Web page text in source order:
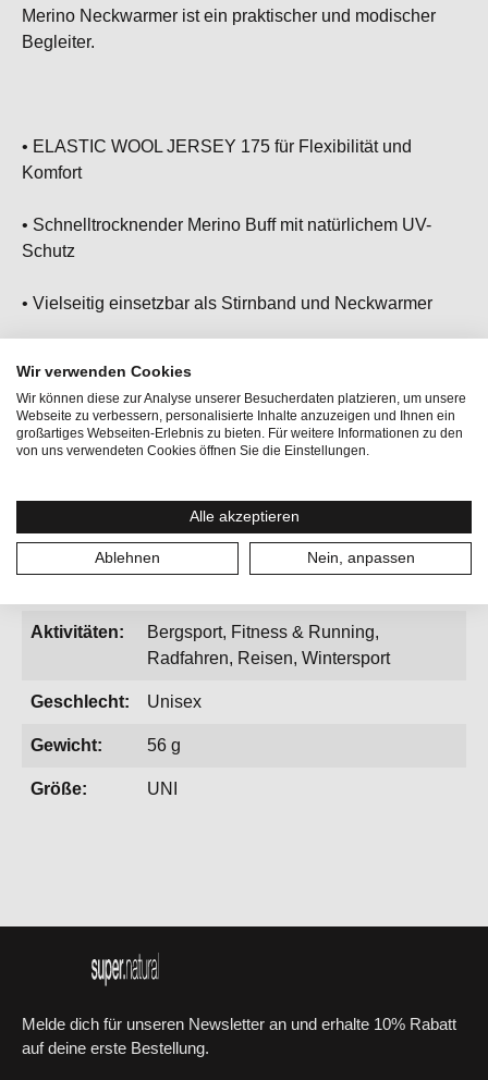
Merino Neckwarmer ist ein praktischer und modischer
Begleiter.
• ELASTIC WOOL JERSEY 175 für Flexibilität und
Komfort
• Schnelltrocknender Merino Buff mit natürlichem UV-
Schutz
• Vielseitig einsetzbar als Stirnband und Neckwarmer
warm
• Dein neues Lieblings Accessoire, ob am Berg oder im
Tal - damit bist du immer ready für das nächste
Aktivitäten:
Bergsport, Fitness & Running,
Radfahren, Reisen, Wintersport
Geschlecht: Unisex
Gewicht: 56 g
Größe: UNI
Melde dich für unseren Newsletter an und erhalte 10% Rabatt
auf deine erste Bestellung.
Wir verwenden Cookies
Wir können diese zur Analyse unserer Besucherdaten platzieren, um unsere
Webseite zu verbessern, personalisierte Inhalte anzuzeigen und Ihnen ein
großartiges Webseiten-Erlebnis zu bieten. Für weitere Informationen zu den
von uns verwendeten Cookies öffnen Sie die Einstellungen.
Alle akzeptieren
Ablehnen Nein, anpassen